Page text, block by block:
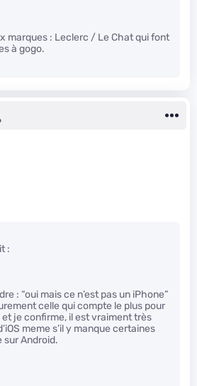
marques : Leclerc / Le Chat qui font
à gogo.
:
: “oui mais ce n’est pas un iPhone”
celle qui compte le plus pour
et je confirme, il est vraiment très
meme s’il y manque certaines
Android.